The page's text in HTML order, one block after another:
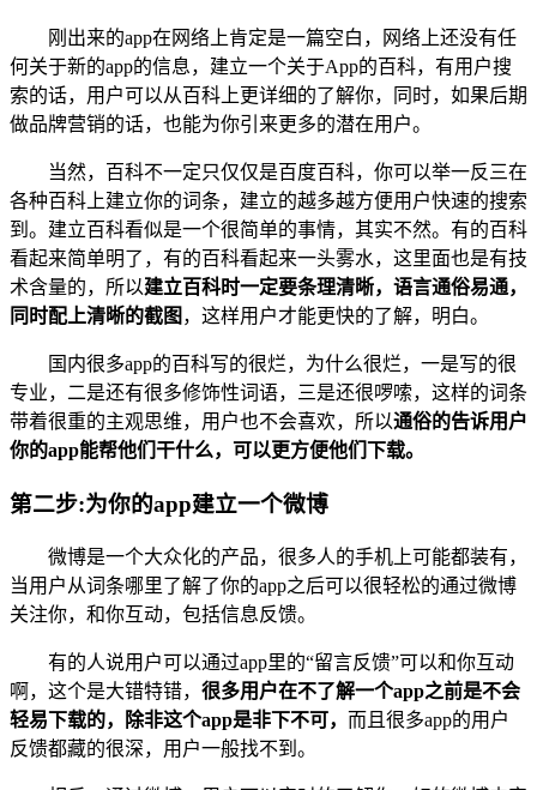
刚出来的app在网络上肯定是一篇空白，网络上还没有任
何关于新的app的信息，建立一个关于App的百科，有用户搜
索的话，用户可以从百科上更详细的了解你，同时，如果后期
做品牌营销的话，也能为你引来更多的潜在用户。
当然，百科不一定只仅仅是百度百科，你可以举一反三在
各种百科上建立你的词条，建立的越多越方便用户快速的搜索
到。建立百科看似是一个很简单的事情，其实不然。有的百科
看起来简单明了，有的百科看起来一头雾水，这里面也是有技
术含量的，所以建立百科时一定要条理清晰，语言通俗易通，
同时配上清晰的截图 ，这样用户才能更快的了解，明白。
国内很多app的百科写的很烂，为什么很烂，一是写的很
专业，二是还有很多修饰性词语，三是还很啰嗦，这样的词条
带着很重的主观思维，用户也不会喜欢，所以通俗的告诉用户
你的app能帮他们干什么，可以更方便他们下载。
第二步:为你的app建立一个微博
微博是一个大众化的产品，很多人的手机上可能都装有，
当用户从词条哪里了解了你的app之后可以很轻松的通过微博
关注你，和你互动，包括信息反馈。
有的人说用户可以通过app里的“留言反馈”可以和你互动
啊，这个是大错特错， 很多用户在不了解一个app之前是不会
轻易下载的，除非这个app是非下不可， 而且很多app的用户
反馈都藏的很深，用户一般找不到。